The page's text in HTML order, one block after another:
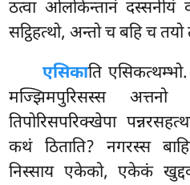
ठत्वा ओलोकेन्तानं दस्सनीयं
सट्ठिहत्थो, अन्तो च बहि च
एसिकाति
मज्झिमपुरिसस्स
तिपोरिसपरिक्खेपा
कथं ठिताति? नगरस्स
निस्साय एकेको, एकेकं